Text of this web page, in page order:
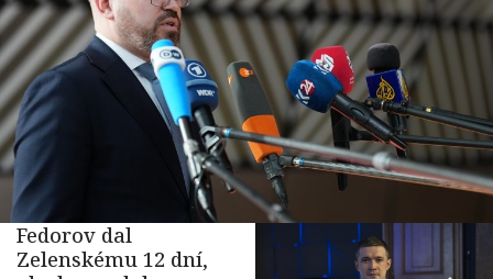
Fedorov dal
Zelenskému 12 dní,